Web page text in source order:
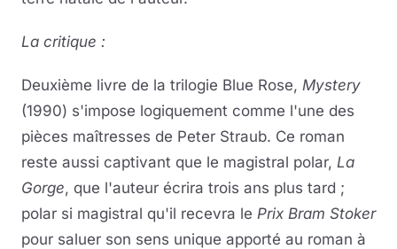
La critique :
Deuxième livre de la trilogie Blue Rose, Mystery
(1990) s'impose logiquement comme l'une des
pièces maîtresses de Peter Straub. Ce roman
reste aussi captivant que le magistral polar, La
Gorge, que l'auteur écrira trois ans plus tard ;
polar si magistral qu'il recevra le Prix Bram Stoker
pour saluer son sens unique apporté au roman à